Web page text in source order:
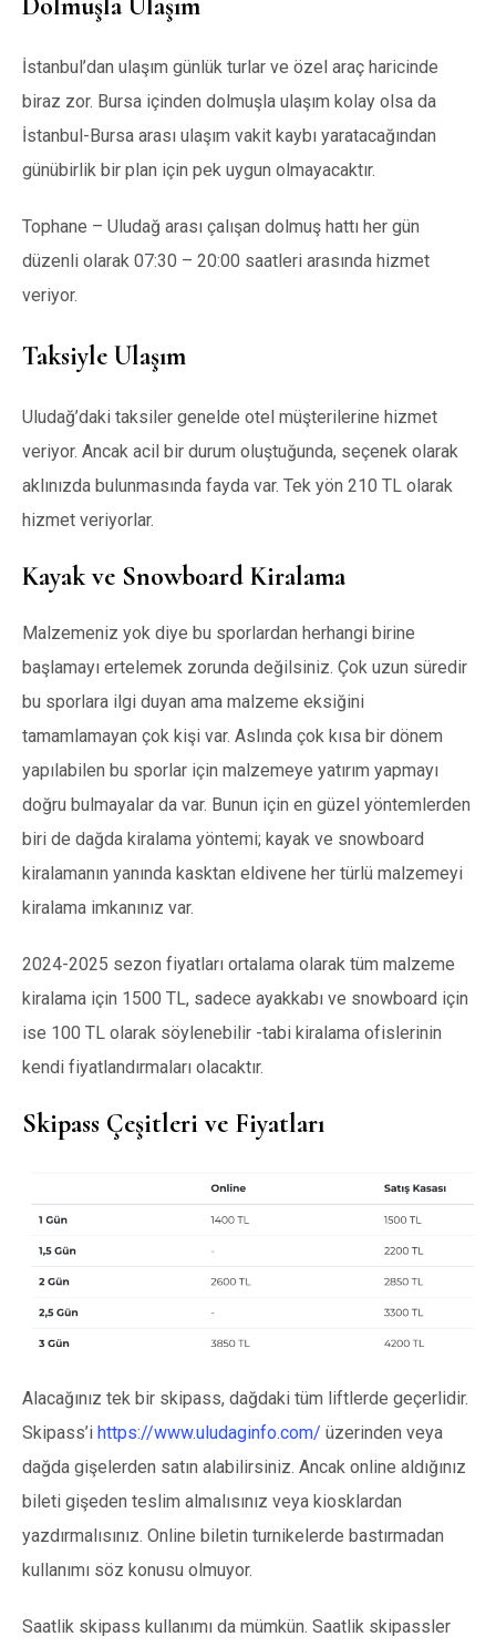
İstanbul’dan ulaşım günlük turlar ve özel araç haricinde
biraz zor. Bursa içinden dolmuşla ulaşım kolay olsa da
İstanbul-Bursa arası ulaşım vakit kaybı yaratacağından
günübirlik bir plan için pek uygun olmayacaktır.
Tophane – Uludağ arası çalışan dolmuş hattı her gün
düzenli olarak 07:30 – 20:00 saatleri arasında hizmet
veriyor.
Taksiyle Ulaşım
Uludağ’daki taksiler genelde otel müşterilerine hizmet
veriyor. Ancak acil bir durum oluştuğunda, seçenek olarak
aklınızda bulunmasında fayda var. Tek yön 210 TL olarak
hizmet veriyorlar.
Kayak ve Snowboard Kiralama
Malzemeniz yok diye bu sporlardan herhangi birine
başlamayı ertelemek zorunda değilsiniz. Çok uzun süredir
bu sporlara ilgi duyan ama malzeme eksiğini
tamamlamayan çok kişi var. Aslında çok kısa bir dönem
yapılabilen bu sporlar için malzemeye yatırım yapmayı
doğru bulmayalar da var. Bunun için en güzel yöntemlerden
biri de dağda kiralama yöntemi; kayak ve snowboard
kiralamanın yanında kasktan eldivene her türlü malzemeyi
kiralama imkanınız var.
2024-2025 sezon fiyatları ortalama olarak tüm malzeme
kiralama için 1500 TL, sadece ayakkabı ve snowboard için
ise 100 TL olarak söylenebilir -tabi kiralama ofislerinin
kendi fiyatlandırmaları olacaktır.
Skipass Çeşitleri ve Fiyatları
Alacağınız tek bir skipass, dağdaki tüm liftlerde geçerlidir.
Skipass’i https://www.uludaginfo.com/ üzerinden veya
dağda gişelerden satın alabilirsiniz. Ancak online aldığınız
bileti gişeden teslim almalısınız veya kiosklardan
yazdırmalısınız. Online biletin turnikelerde bastırmadan
kullanımı söz konusu olmuyor.
Saatlik skipass kullanımı da mümkün. Saatlik skipassler